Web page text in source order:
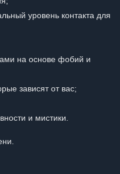
уровень контакта для
на основе фобий и
зависят от вас;
и мистики.